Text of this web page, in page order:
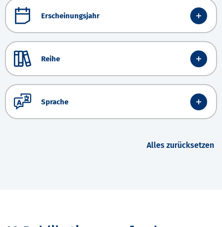
Erscheinungsjahr
Reihe
Sprache
Alles zurücksetzen